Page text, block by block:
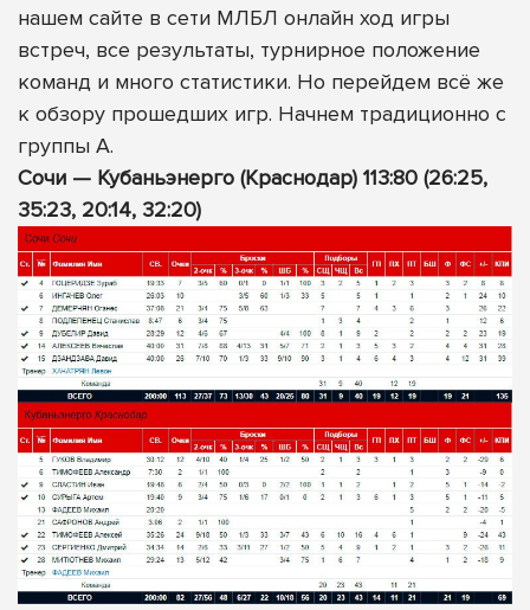
нашем сайте в сети МЛБЛ онлайн ход игры
встреч, все результаты, турнирное положение
команд и много статистики. Но перейдем всё же
к обзору прошедших игр. Начнем традиционно с
группы А.
Сочи — Кубаньэнерго (Краснодар) 113:80 (26:25,
35:23, 20:14, 32:20)